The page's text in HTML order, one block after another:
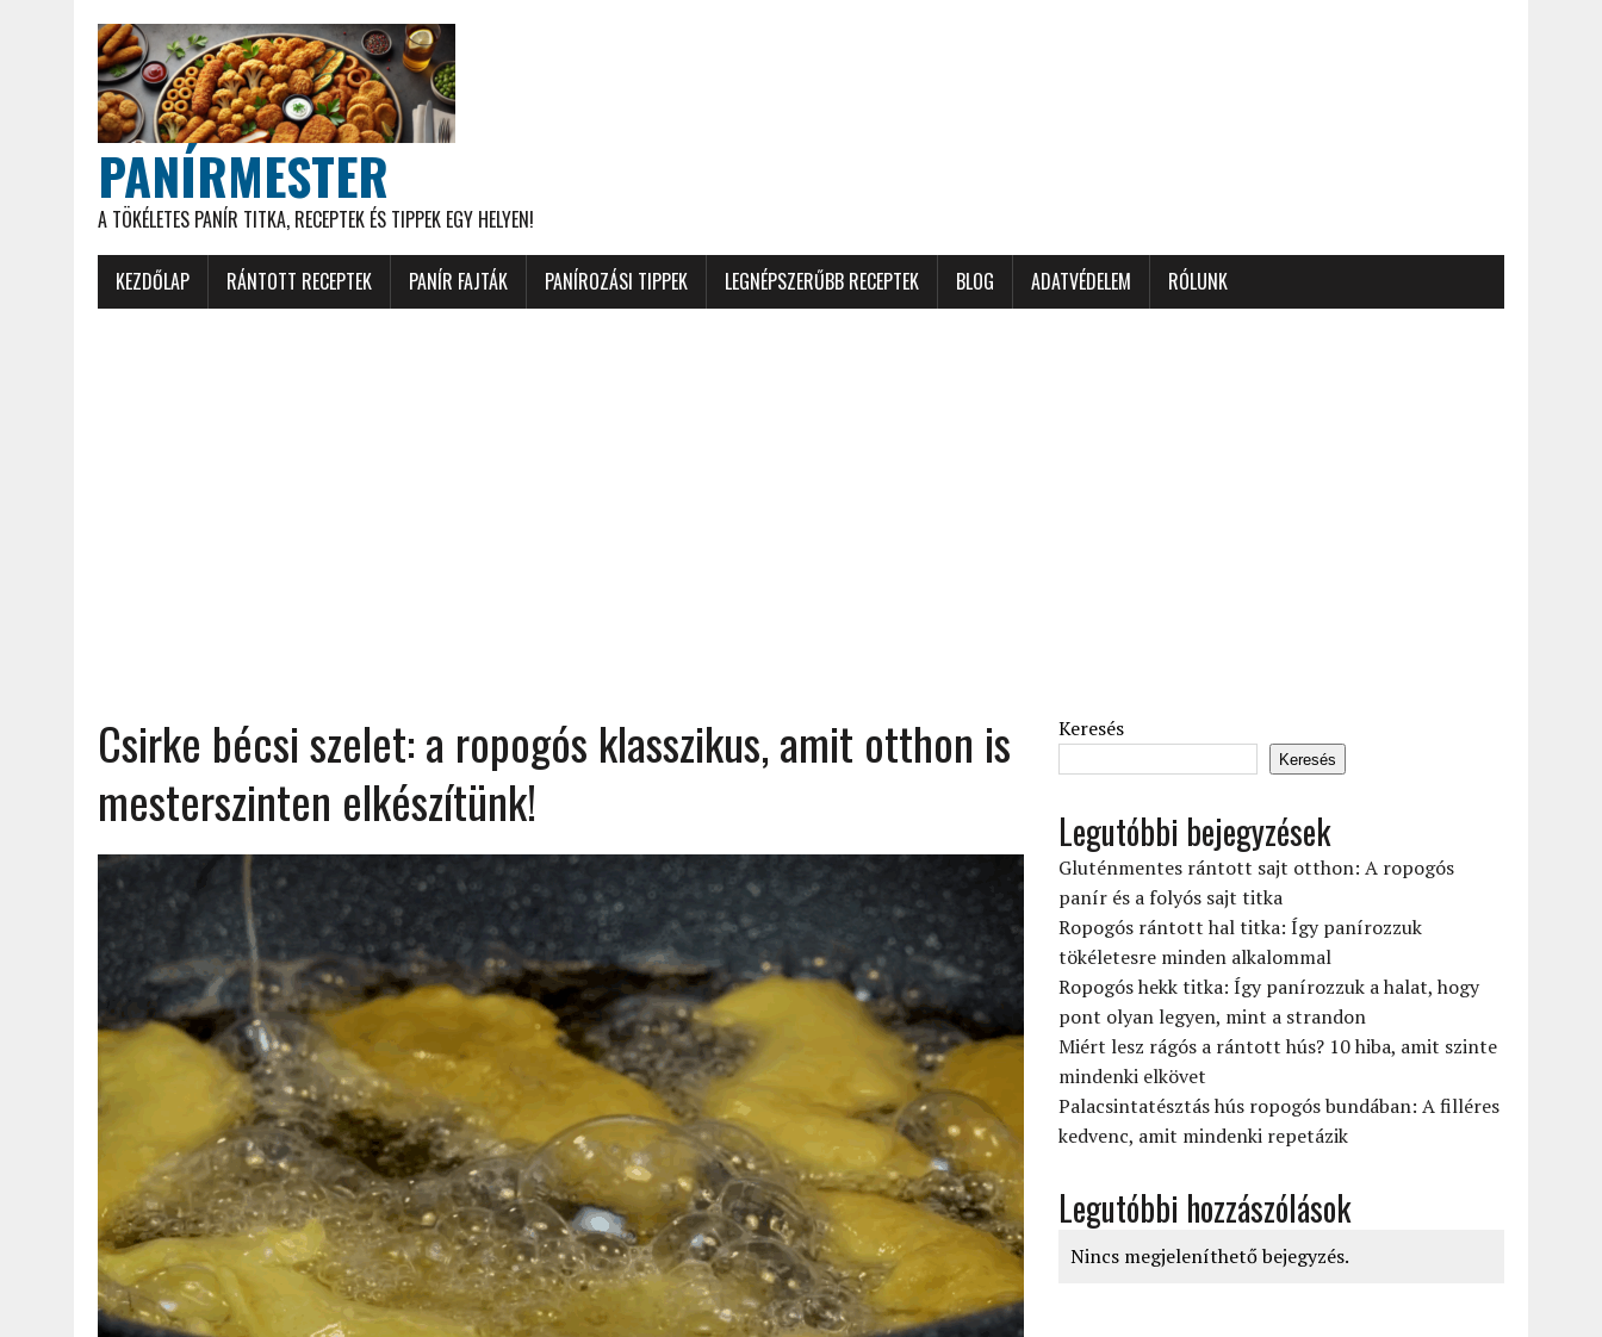
PANÍRMESTER
A TÖKÉLETES PANÍR TITKA, RECEPTEK ÉS TIPPEK EGY HELYEN!
KEZDŐLAP RÁNTOTT RECEPTEK PANÍR FAJTÁK PANÍROZÁSI TIPPEK LEGNÉPSZERŰBB RECEPTEK BLOG ADATVÉDELEM RÓLUNK
Csirke bécsi szelet: a ropogós klasszikus, amit otthon is
mesterszinten elkészítünk!
Keresés
Keresés
Legutóbbi bejegyzések
Gluténmentes rántott sajt otthon: A ropogós
panír és a folyós sajt titka
Ropogós rántott hal titka: Így panírozzuk
tökéletesre minden alkalommal
Ropogós hekk titka: Így panírozzuk a halat, hogy
pont olyan legyen, mint a strandon
Miért lesz rágós a rántott hús? 10 hiba, amit szinte
mindenki elkövet
Palacsintatésztás hús ropogós bundában: A filléres
kedvenc, amit mindenki repetázik
Legutóbbi hozzászólások
Nincs megjeleníthető bejegyzés.